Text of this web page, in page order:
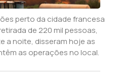
perto da cidade francesa
de 220 mil pessoas,
a noite, disseram hoje as
as operações no local.